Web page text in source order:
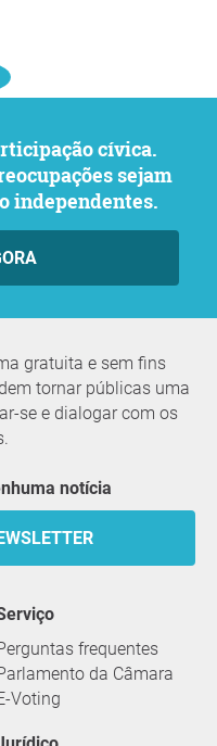
sejam
independentes.
gratuita e sem fins
tornar públicas uma
se e dialogar com os
notícia
serviço
frequentes
da Câmara
Voting